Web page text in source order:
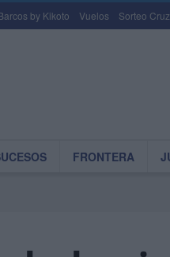
by Kikoto Vuelos Sorteo
FRONTERA